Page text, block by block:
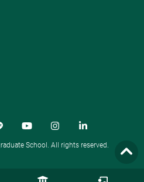
School. All rights reserved.